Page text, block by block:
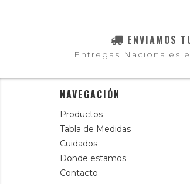
ENVIAMOS
Entregas Nacionales
NAVEGACIÓN
Productos
Tabla de Medidas
Cuidados
Donde estamos
Contacto